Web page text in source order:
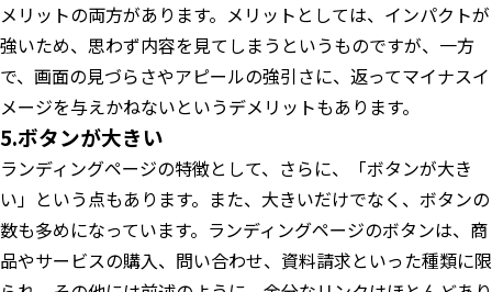
メリットの両方があります。メリットとしては、インパクトが
強いため、思わず内容を見てしまうというものですが、一方
で、画面の見づらさやアピールの強引さに、返ってマイナスイ
メージを与えかねないというデメリットもあります。
5.ボタンが大きい
ランディングページの特徴として、さらに、「ボタンが大き
い」という点もあります。また、大きいだけでなく、ボタンの
数も多めになっています。ランディングページのボタンは、商
品やサービスの購入、問い合わせ、資料請求といった種類に限